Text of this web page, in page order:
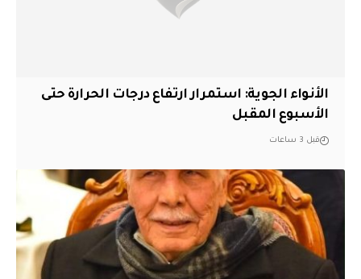
الأنواء الجوية: استمرار ارتفاع درجات الحرارة حتى
الأسبوع المقبل
قبل 3 ساعات